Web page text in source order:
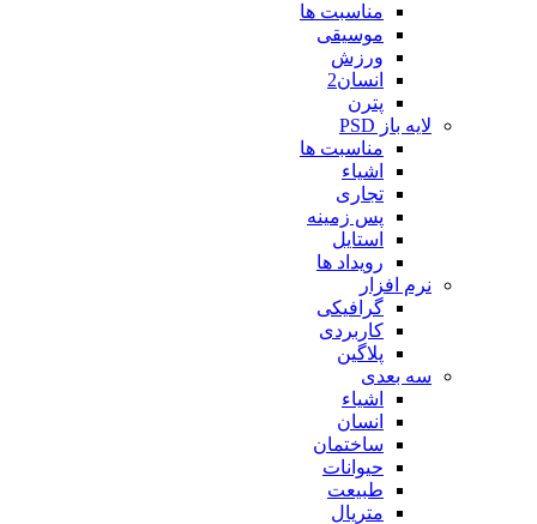
مناسبت ها
موسیقی
ورزش
انسان2
پترن
لایه باز PSD
مناسبت ها
اشیاء
تجاری
پس زمینه
استایل
رویداد ها
نرم افزار
گرافیکی
کاربردی
پلاگین
سه بعدی
اشیاء
انسان
ساختمان
حیوانات
طبیعت
متریال